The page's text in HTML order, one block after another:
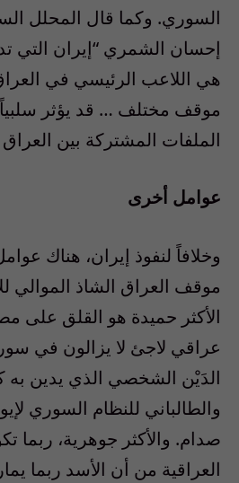
السوري. وكما قال المحلل
إحسان الشمري “إيران التي
هي اللاعب الرئيسي في
موقف مختلف … قد يؤثر
الملفات المشتركة بين العراق
عوامل أخرى
وخلافاً لنفوذ إيران، هناك
موقف العراق الشاذ الموالي
الأكثر حميدة هو القلق على
عراقي لاجئ لا يزالون في
الدَيْن الشخصي الذي يدين به
والطالباني للنظام السوري
صدام. والأكثر جوهرية، ربما
العراقية من أن الأسد ربما